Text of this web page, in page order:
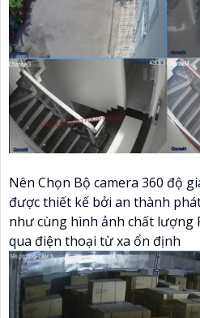
Nên Chọn Bộ camera 360 độ
được thiết kế bởi an thành
như cùng hình ảnh chất lượng
qua điện thoại từ xa ổn định